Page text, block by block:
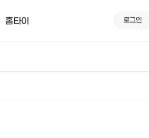
홈타이 로그인